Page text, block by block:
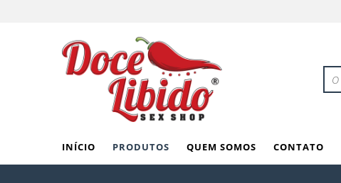
INÍCIO PRODUTOS QUEM SOMOS CONTATO